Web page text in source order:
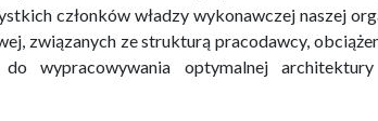
członków władzy wykonawczej naszej
związanych ze strukturą pracodawcy,
do wypracowywania optymalnej